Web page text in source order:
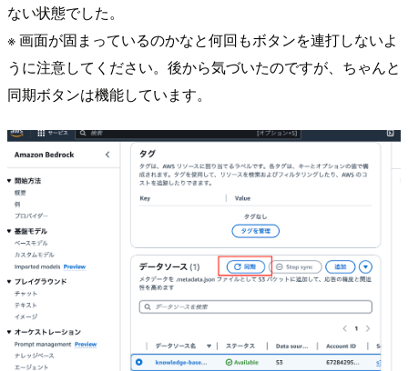
ない状態でした。
※ 画面が固まっているのかなと何回もボタンを連打しないよ
うに注意してください。後から気づいたのですが、ちゃんと
同期ボタンは機能しています。